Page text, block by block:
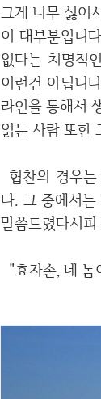
그게 너무 싫어
이 대부분입니
없다는 치명적
이런건 아닙니
라인을 통해서
읽는 사람 또한
협찬의 경우는 관심사만 진행하고 있습니다. 티스토리를 운영하면서 여러 업체의 메일을 받아봤습니
다. 그 중에서
말씀드렸다시
"효자손, 네